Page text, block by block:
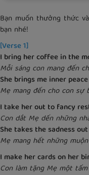
Bạn muốn thưởng thức
bạn nhé!
[Verse 1]
I bring her coffee in the
Mỗi sáng con mang đến
She brings me inner peace
Mẹ mang đến cho con
I take her out to fancy
Con dắt Mẹ dến những
She takes the sadness
Mẹ mang hết những
I make her cards on her
Con làm tặng Mẹ một